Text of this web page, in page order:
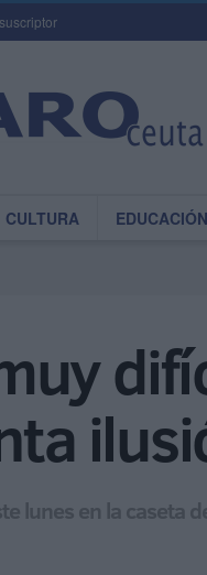
CULTURA EDUCACIÓN
lunes en la caseta